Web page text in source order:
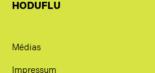
HODUFLU
Médias
Impressum